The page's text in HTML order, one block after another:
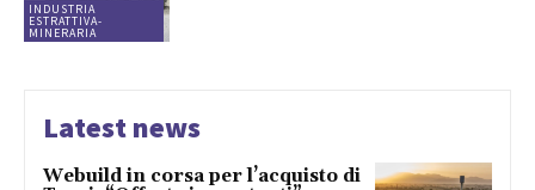
INDUSTRIA
ESTRATTIVA-
MINERARIA
Latest news
Webuild in corsa per l’acquisto di